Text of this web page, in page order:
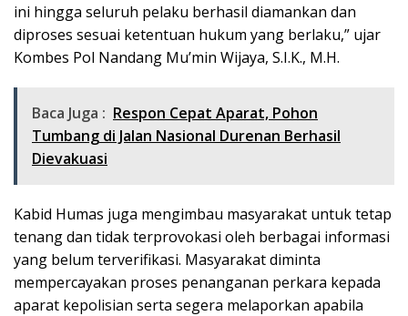
ini hingga seluruh pelaku berhasil diamankan dan
diproses sesuai ketentuan hukum yang berlaku,” ujar
Kombes Pol Nandang Mu’min Wijaya, S.I.K., M.H.
Baca Juga : Respon Cepat Aparat, Pohon
Tumbang di Jalan Nasional Durenan Berhasil
Dievakuasi
Kabid Humas juga mengimbau masyarakat untuk tetap
tenang dan tidak terprovokasi oleh berbagai informasi
yang belum terverifikasi. Masyarakat diminta
mempercayakan proses penanganan perkara kepada
aparat kepolisian serta segera melaporkan apabila